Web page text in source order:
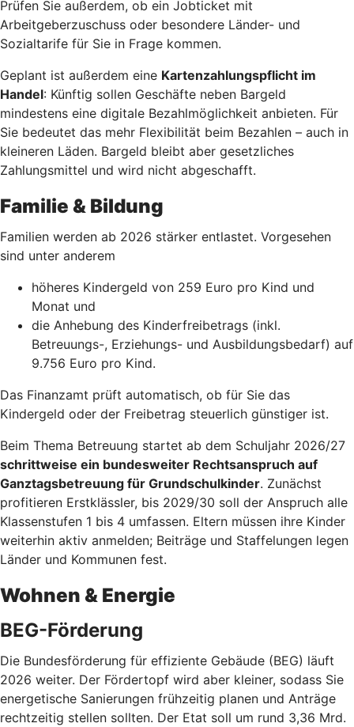
Prüfen Sie außerdem, ob ein Jobticket mit
Arbeitgeberzuschuss oder besondere Länder- und
Sozialtarife für Sie in Frage kommen.
Geplant ist außerdem eine Kartenzahlungspflicht im
Handel: Künftig sollen Geschäfte neben Bargeld
mindestens eine digitale Bezahlmöglichkeit anbieten. Für
Sie bedeutet das mehr Flexibilität beim Bezahlen – auch in
kleineren Läden. Bargeld bleibt aber gesetzliches
Zahlungsmittel und wird nicht abgeschafft.
Familie & Bildung
Familien werden ab 2026 stärker entlastet. Vorgesehen
sind unter anderem
höheres Kindergeld von 259 Euro pro Kind und
Monat und
die Anhebung des Kinderfreibetrags (inkl.
Betreuungs-, Erziehungs- und Ausbildungsbedarf) auf
9.756 Euro pro Kind.
Das Finanzamt prüft automatisch, ob für Sie das
Kindergeld oder der Freibetrag steuerlich günstiger ist.
Beim Thema Betreuung startet ab dem Schuljahr 2026/27
schrittweise ein bundesweiter Rechtsanspruch auf
Ganztagsbetreuung für Grundschulkinder. Zunächst
profitieren Erstklässler, bis 2029/30 soll der Anspruch alle
Klassenstufen 1 bis 4 umfassen. Eltern müssen ihre Kinder
weiterhin aktiv anmelden; Beiträge und Staffelungen legen
Länder und Kommunen fest.
Wohnen & Energie
BEG-Förderung
Die Bundesförderung für effiziente Gebäude (BEG) läuft
2026 weiter. Der Fördertopf wird aber kleiner, sodass Sie
energetische Sanierungen frühzeitig planen und Anträge
rechtzeitig stellen sollten. Der Etat soll um rund 3,36 Mrd.